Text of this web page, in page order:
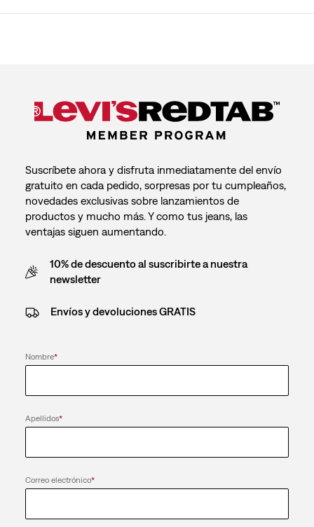
Suscríbete ahora y disfruta inmediatamente del envío
gratuito en cada pedido, sorpresas por tu cumpleaños,
novedades exclusivas sobre lanzamientos de
productos y mucho más. Y como tus jeans, las
ventajas siguen aumentando.
10% de descuento al suscribirte a nuestra
newsletter
Envíos y devoluciones GRATIS
Nombre*
Apellidos*
Correo electrónico*